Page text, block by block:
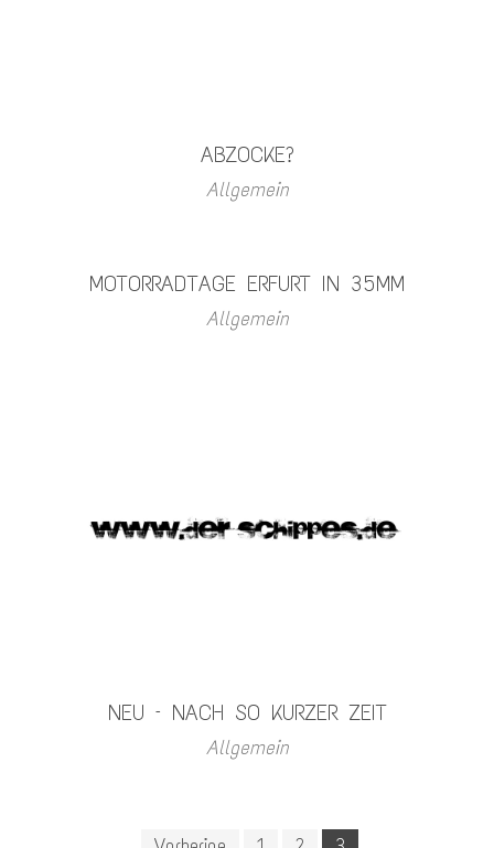
ABZOCKE?
Allgemein
MOTORRADTAGE ERFURT IN 35MM
Allgemein
NEU – NACH SO KURZER ZEIT
Allgemein